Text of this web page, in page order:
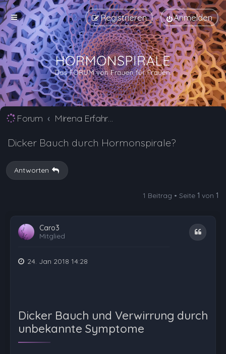
Anmelden
Registrieren
Forum Mirena Erfahrungsberichte und Nebenwirkungen
Dicker Bauch durch Hormonspirale?
Antworten
1 Beitrag • Seite 1 von 1
Caro3
Mitglied
Zitat
24. Jan 2018 14:28
Dicker Bauch und Verwirrung durch
unbekannte Symptome